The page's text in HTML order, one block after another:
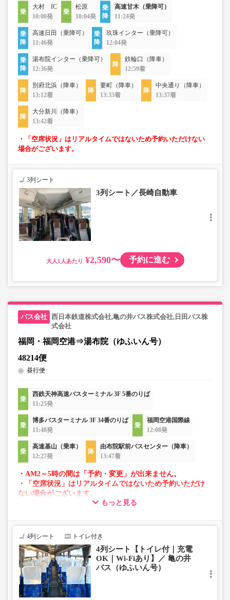
大村 IC
10:00発
松原
10:04発
高速甘木（乗降可）
11:24発
高速日田（乗降可）
11:46発
玖珠インター（乗降可）
12:04発
湯布院インター（乗降可）
12:36発
鉄輪口（降車）
12:59着
別府北浜（降車）
13:12着
要町（降車）
13:33着
中央通り（降車）
13:37着
大分新川（降車）
13:42着
・「空席状況」はリアルタイムではないため予約いただけない
場合がございます。
3列シート
3列シート／長崎自動車
大人 ¥2,590〜 予約に進む
西日本鉄道株式会社,亀の井バス株式会社,日田バス株
式会社
福岡・福岡空港⇒湯布院（ゆふいん号）
48214便
昼行便
西鉄天神高速バスターミナル 3F 5番のりば
11:25発
博多バスターミナル 3F 34番のりば
11:48発
福岡空港国際線
12:08発
高速基山（乗車）
12:27発
由布院駅前バスセンター（降車）
13:47着
・AM2～5時の間は「予約・変更」が出来ません。
・「空席状況」はリアルタイムではないため予約いただけ
ない場合がございます。
・車両は予告なく変更となる場合がございます。これに伴
で、あらかじめご了承ください。
もっと見る
4列シート トイレ付き
4列シート【トイレ付｜充電
OK｜Wi-Fiあり】／ 亀の井
バス（ゆふいん号）